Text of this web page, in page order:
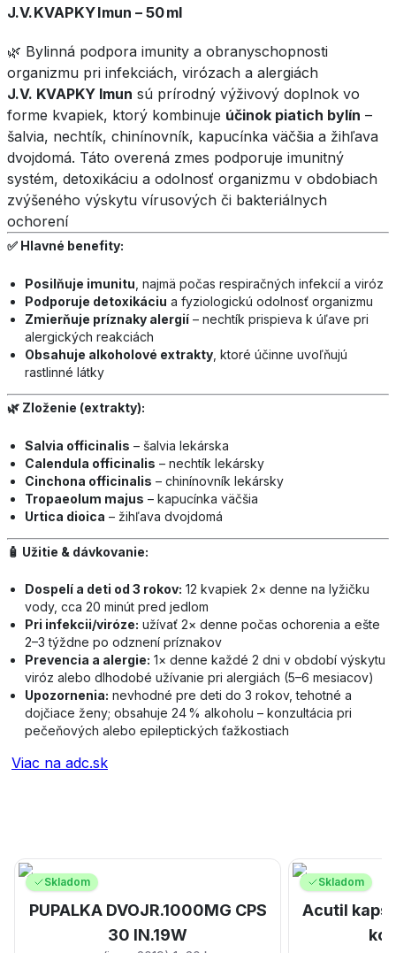
J.V. KVAPKY Imun – 50 ml
🌿 Bylinná podpora imunity a obranyschopnosti
organizmu pri infekciách, virózach a alergiách
J.V. KVAPKY Imun sú prírodný výživový doplnok vo
forme kvapiek, ktorý kombinuje účinok piatich bylín –
šalvia, nechtík, chinínovník, kapucínka väčšia a žihľava
dvojdomá. Táto overená zmes podporuje imunitný
systém, detoxikáciu a odolnosť organizmu v obdobiach
zvýšeného výskytu vírusových či bakteriálnych
ochorení
✅ Hlavné benefity:
Posilňuje imunitu , najmä počas respiračných infekcií a viróz
Podporuje detoxikáciu a fyziologickú odolnosť organizmu
Zmierňuje príznaky alergií – nechtík prispieva k úľave pri
alergických reakciách
Obsahuje alkoholové extrakty , ktoré účinne uvoľňujú
rastlinné látky
🌿 Zloženie (extrakty):
Salvia officinalis – šalvia lekárska
Calendula officinalis – nechtík lekársky
Cinchona officinalis – chinínovník lekársky
Tropaeolum majus – kapucínka väčšia
Urtica dioica – žihľava dvojdomá
🧴 Užitie & dávkovanie:
Dospelí a deti od 3 rokov: 12 kvapiek 2× denne na lyžičku
vody, cca 20 minút pred jedlom
Pri infekcii/viróze: užívať 2× denne počas ochorenia a ešte
2–3 týždne po odznení príznakov
Prevencia a alergie: 1× denne každé 2 dni v období výskytu
viróz alebo dlhodobé užívanie pri alergiách (5–6 mesiacov)
Upozornenia: nevhodné pre deti do 3 rokov, tehotné a
dojčiace ženy; obsahuje 24 % alkoholu – konzultácia pri
pečeňových alebo epileptických ťažkostiach
Viac na adc.sk
Skladom
PUPALKA DVOJR.1000MG CPS
30 IN.19W
Skladom
Acutil